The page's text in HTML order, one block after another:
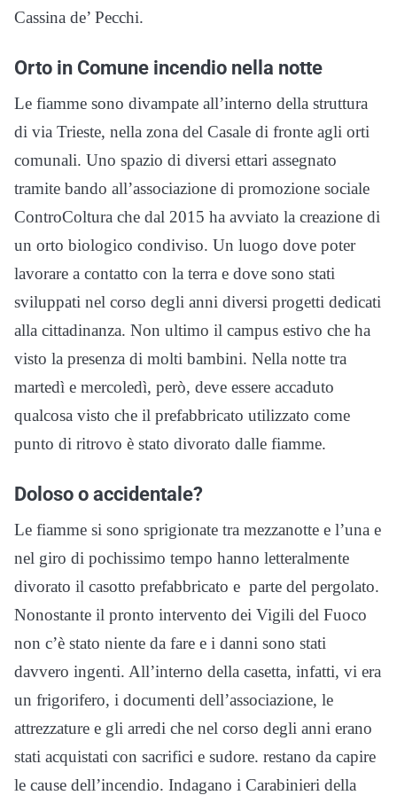
Cassina de’ Pecchi.
Orto in Comune incendio nella notte
Le fiamme sono divampate all’interno della struttura
di via Trieste, nella zona del Casale di fronte agli orti
comunali. Uno spazio di diversi ettari assegnato
tramite bando all’associazione di promozione sociale
ControColtura che dal 2015 ha avviato la creazione di
un orto biologico condiviso. Un luogo dove poter
lavorare a contatto con la terra e dove sono stati
sviluppati nel corso degli anni diversi progetti dedicati
alla cittadinanza. Non ultimo il campus estivo che ha
visto la presenza di molti bambini. Nella notte tra
martedì e mercoledì, però, deve essere accaduto
qualcosa visto che il prefabbricato utilizzato come
punto di ritrovo è stato divorato dalle fiamme.
Doloso o accidentale?
Le fiamme si sono sprigionate tra mezzanotte e l’una e
nel giro di pochissimo tempo hanno letteralmente
divorato il casotto prefabbricato e parte del pergolato.
Nonostante il pronto intervento dei Vigili del Fuoco
non c’è stato niente da fare e i danni sono stati
davvero ingenti. All’interno della casetta, infatti, vi era
un frigorifero, i documenti dell’associazione, le
attrezzature e gli arredi che nel corso degli anni erano
stati acquistati con sacrifici e sudore. restano da capire
le cause dell’incendio. Indagano i Carabinieri della